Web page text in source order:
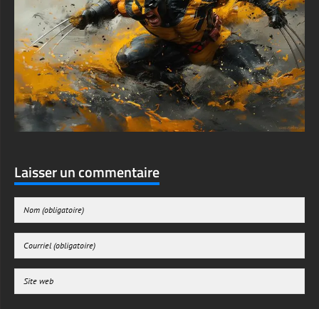
d'écran 4K de Wolverine convient parfaitement aux
configurations gaming, aux arrière-plans de streaming, aux
collections d'art numérique et aux expositions de fan art. Les
créateurs de contenu, les streamers et les passionnés de
Marvel trouveront ce fond d'écran idéal pour améliorer leur
présence numérique tout en manifestant leur appréciation pour
l'un des personnages de super-héros les plus emblématiques
du cinéma.
Découvrez la puissance et l'intensité de Logan Wolverine avec
ce fond d'écran exceptionnel en 4K Ultra HD qui apporte l'esprit
ardent du mutant légendaire directement sur votre écran.
Laisser un commentaire
Enregistrer mon nom, mon e-mail et mon site web dans le navigateur pour mon